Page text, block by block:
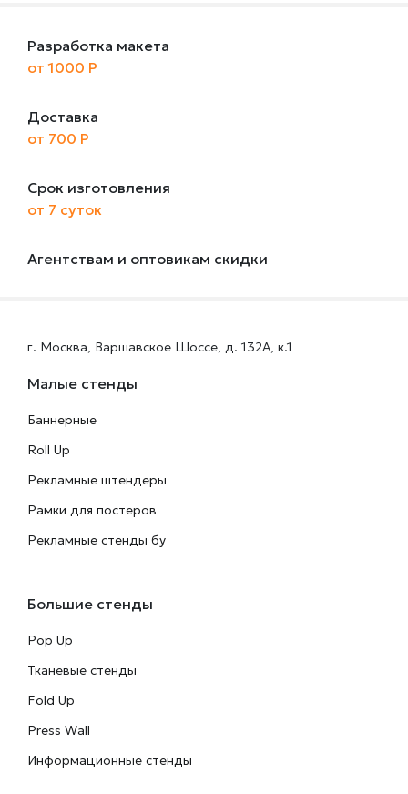
Разработка макета
от 1000 Р
Доставка
от 700 Р
Срок изготовления
от 7 суток
Агентствам и оптовикам скидки
г. Москва, Варшавское Шоссе, д. 132А, к.1
Малые стенды
Баннерные
Roll Up
Рекламные штендеры
Рамки для постеров
Рекламные стенды бу
Большие стенды
Pop Up
Тканевые стенды
Fold Up
Press Wall
Информационные стенды